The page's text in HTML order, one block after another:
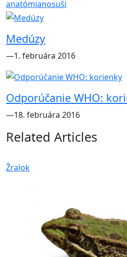
anatómianosuši
Medúzy
―1. februára 2016
Odporúčanie WHO:
―18. februára 2016
Related Articles
Žralok